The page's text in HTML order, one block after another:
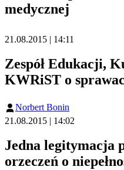
medycznej
21.08.2015 | 14:11
Zespół Edukacji,
KWRiST o
Norbert Bonin
21.08.2015 | 14:02
Jedna legitymacja
orzeczeń o